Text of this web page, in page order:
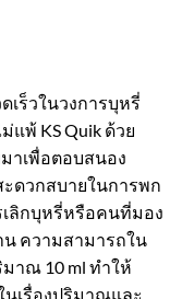
เร็วในวงการบุหรี่
แพ้ KS Quik ด้วย
าเพื่อตอบสนอง
ดวกสบายในการพก
ลิกบุหรี่หรือคนที่มอง
ความสามารถใน
าณ 10 ml ทำให้
นเรื่องปริมาณและ